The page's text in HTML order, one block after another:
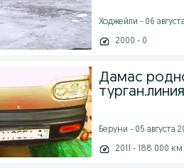
Ходжейли - 06
2000 - 0
Дамас
Беруни - 05 августа
2011 - 188 000 км